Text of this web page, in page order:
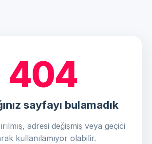
404
sayfayı bulamadık
adresi değişmiş veya geçici
kullanılamıyor olabilir.